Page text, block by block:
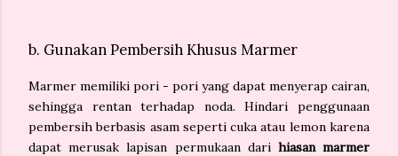
b. Gunakan Pembersih Khusus Marmer
Marmer memiliki pori - pori yang dapat menyerap cairan,
sehingga rentan terhadap noda. Hindari penggunaan
pembersih berbasis asam seperti cuka atau lemon karena
dapat merusak lapisan permukaan dari hiasan marmer